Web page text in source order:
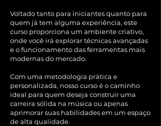
Voltado tanto para iniciantes quanto para
quem já tem alguma experiência, este
curso proporciona um ambiente criativo,
onde você irá explorar técnicas avançadas
e o funcionamento das ferramentas mais
modernas do mercado.
Com uma metodologia prática e
personalizada, nosso curso é o caminho
ideal para quem deseja construir uma
carreira sólida na música ou apenas
aprimorar suas habilidades em um espaço
de alta qualidade.